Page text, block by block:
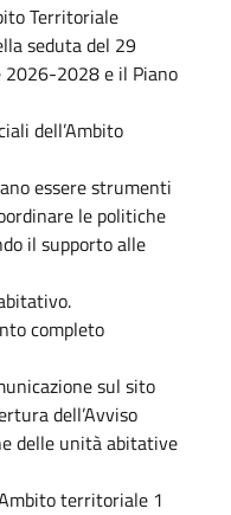
Territoriale
seduta del 29
2028 e il Piano
dell’Ambito
essere strumenti
le politiche
il supporto alle
completo
sul sito
dell’Avviso
delle unità abitative
territoriale 1